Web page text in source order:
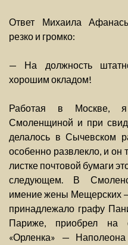
Ответ Михаила
резко и громко:
— На должность
хорошим окладом!
Работая в Москве,
Смоленщиной и при
делалось в Сычевском
особенно развлекло, и он
листке почтовой бумаги
следующем. В
имение жены Мещерских
принадлежало графу
Париже, приобрел на
«Орленка» —